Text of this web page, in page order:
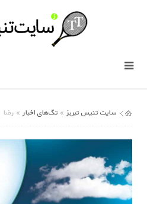
سایت تنیس تبریز » تگ‌های اخبار » رضا